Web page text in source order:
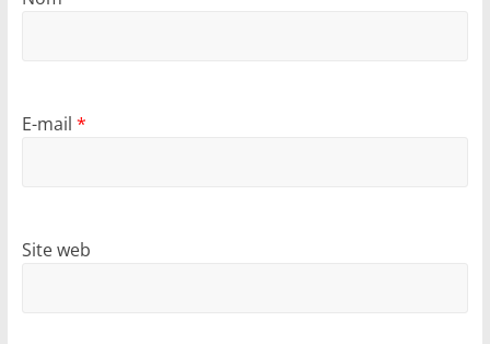
E-mail *
Site web